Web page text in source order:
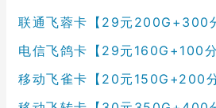
联通飞蓉卡【29元200G+300
电信飞鸽卡【29元160G+100分
移动飞雀卡【20元150G+200